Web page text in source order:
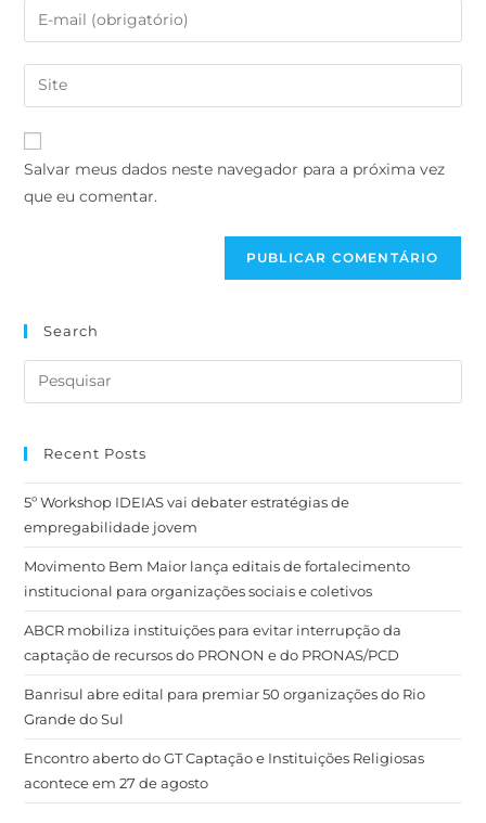
Salvar meus dados neste navegador para a próxima vez
que eu comentar.
Search
Recent Posts
5º Workshop IDEIAS vai debater estratégias de
empregabilidade jovem
Movimento Bem Maior lança editais de fortalecimento
institucional para organizações sociais e coletivos
ABCR mobiliza instituições para evitar interrupção da
captação de recursos do PRONON e do PRONAS/PCD
Banrisul abre edital para premiar 50 organizações do Rio
Grande do Sul
Encontro aberto do GT Captação e Instituições Religiosas
acontece em 27 de agosto